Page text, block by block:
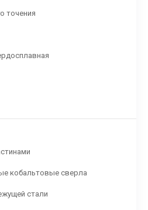
точения
кобальтовые сверла
стали